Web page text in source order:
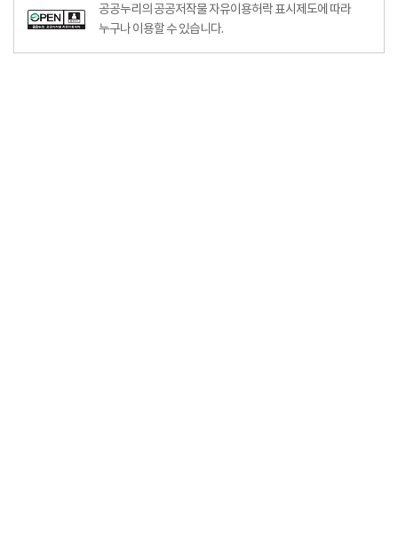
공공누리공공저작물자유이용허락–출처표시이미지
공공누리의 공공저작물 자유이용허락 표시제도에 따라
누구나 이용할 수 있습니다.